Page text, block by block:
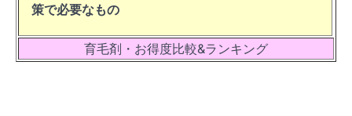
策で必要なもの
育毛剤・お得度比較&ランキング